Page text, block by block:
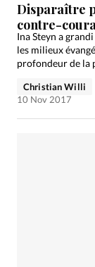
Disparaître
contre-
Ina Steyn a
les milieux
profondeur de la
Christian Willi
10 Nov 2017